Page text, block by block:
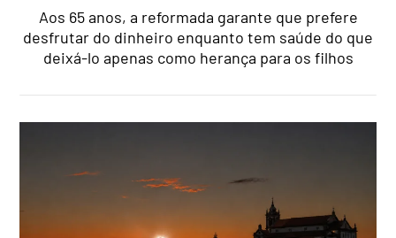
Aos 65 anos, a reformada garante que prefere
desfrutar do dinheiro enquanto tem saúde do que
deixá-lo apenas como herança para os filhos